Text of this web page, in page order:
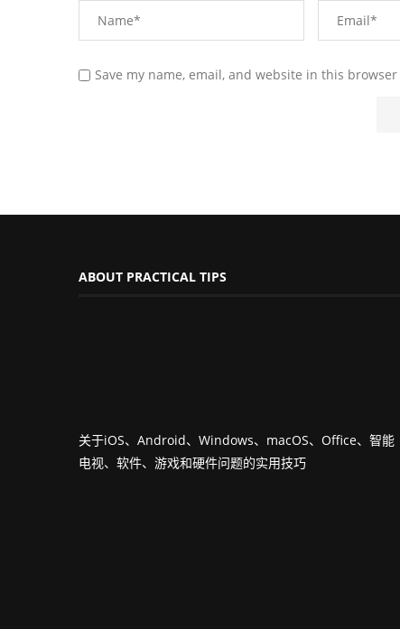
Save my name, email, and website in this
ABOUT PRACTICAL TIPS
关于iOS、Android、Windows、macOS、Office、智能
电视、软件、游戏和硬件问题的实用技巧